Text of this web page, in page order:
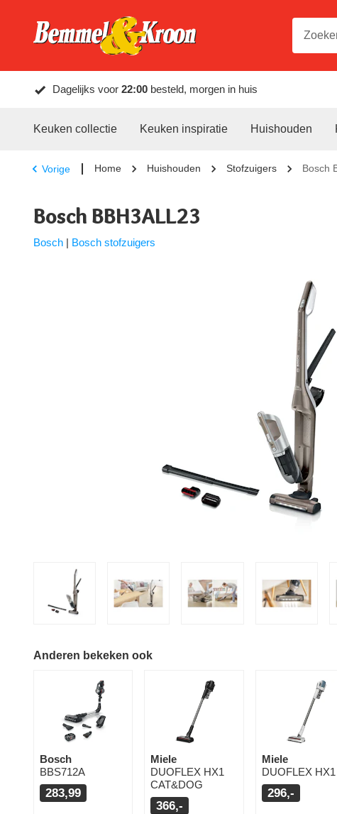
Dagelijks voor 22:00 besteld, morgen in huis
Keuken collectie Keuken inspiratie Huishouden
Vorige Home Huishouden Stofzuigers Bosch
Bosch BBH3ALL23
Bosch | Bosch stofzuigers
Anderen bekeken ook
Bosch
BBS712A
283,99
Miele
DUOFLEX HX1
CAT&DOG
366,-
Miele
DUOFLEX HX1
296,-